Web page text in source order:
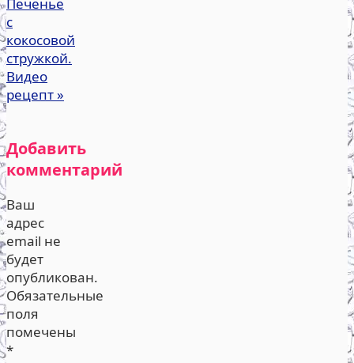
с
кокосовой
стружкой.
Видео
рецепт»
Добавить
комментарий
Ваш
адрес
email не
будет
опубликован.
Обязательные
поля
помечены
*